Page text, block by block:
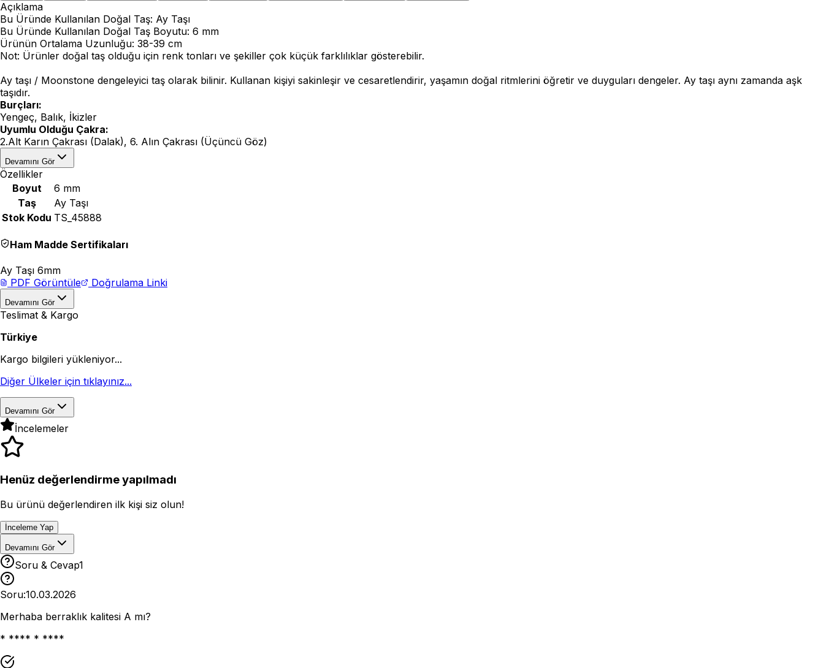
Açıklama
Bu Üründe Kullanılan Doğal Taş: Ay Taşı
Bu Üründe Kullanılan Doğal Taş Boyutu: 6 mm
Ürünün Ortalama Uzunluğu: 38-39 cm
Not: Ürünler doğal taş olduğu için renk tonları ve şekiller çok küçük farklılıklar gösterebilir.
Ay taşı / Moonstone dengeleyici taş olarak bilinir. Kullanan kişiyi sakinleşir ve cesaretlendirir, yaşamın doğal ritmlerini öğretir ve duyguları dengeler. Ay taşı aynı zamanda aşk
taşıdır.
Burçları:
Yengeç, Balık, İkizler
Uyumlu Olduğu Çakra:
2.Alt Karın Çakrası (Dalak), 6. Alın Çakrası (Üçüncü Göz)
Devamını Gör
Özellikler
Boyut
6 mm
Taş
Ay Taşı
Stok Kodu TS_45888
Ham Madde Sertifikaları
Ay Taşı 6mm
PDF Görüntüle
Doğrulama Linki
Devamını Gör
Teslimat & Kargo
Türkiye
Kargo bilgileri yükleniyor...
Diğer Ülkeler için tıklayınız...
Devamını Gör
İncelemeler
Henüz değerlendirme yapılmadı
Bu ürünü değerlendiren ilk kişi siz olun!
İnceleme Yap
Devamını Gör
Soru & Cevap1
Soru:10.03.2026
Merhaba berraklık kalitesi A mı?
* **** * ****